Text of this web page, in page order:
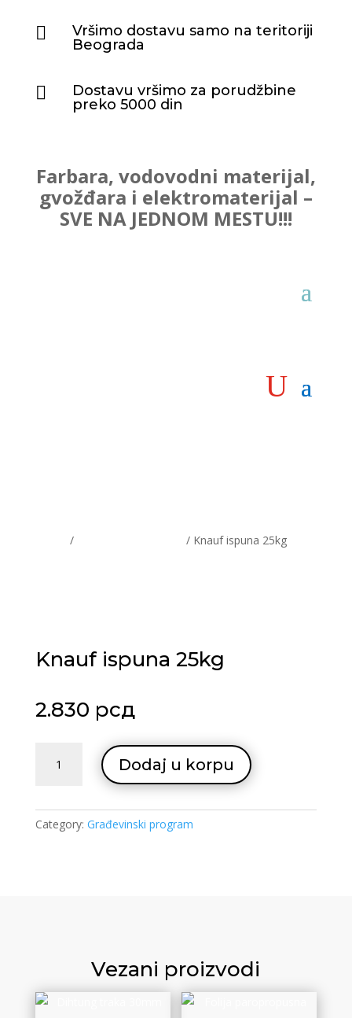

Vršimo dostavu samo na teritoriji
Beograda

Dostavu vršimo za porudžbine
preko 5000 din
Farbara, vodovodni materijal,
gvožđara i elektromaterijal –
SVE NA JEDNOM MESTU!!!
/ / Knauf ispuna 25kg
Knauf ispuna 25kg
2.830 рсд
ispuna
Dodaj u korpu
Category: Građevinski program
Vezani proizvodi